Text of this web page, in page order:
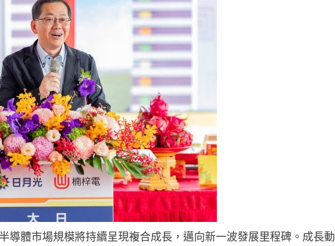
導體市場規模將持續呈現複合成長，邁向新一波發展里程碑。成長動